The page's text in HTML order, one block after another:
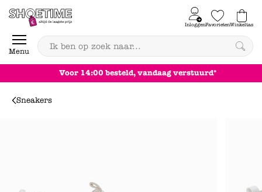
Skip to content
Menu
InloggenFavorietenWinkeltas
0
Voor 14:00 besteld, vandaag verstuurd*
Sneakers